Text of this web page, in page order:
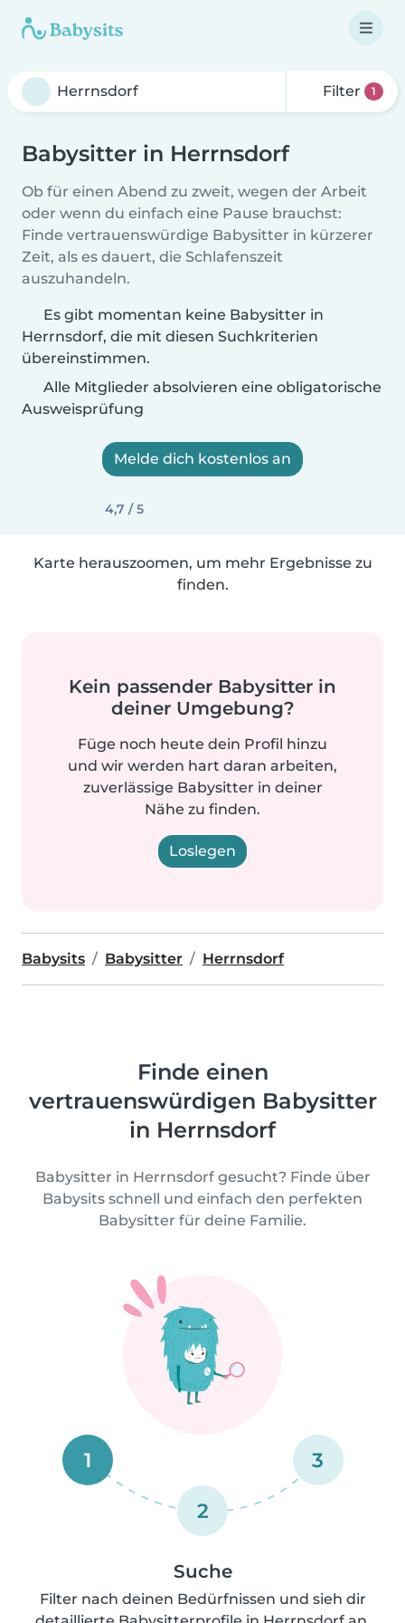
Filter 1
Babysitter in Herrnsdorf
Ob für einen Abend zu zweit, wegen der Arbeit
oder wenn du einfach eine Pause brauchst:
Finde vertrauenswürdige Babysitter in kürzerer
Zeit, als es dauert, die Schlafenszeit
auszuhandeln.
Es gibt momentan keine Babysitter in
Herrnsdorf, die mit diesen Suchkriterien
übereinstimmen.
Alle Mitglieder absolvieren eine obligatorische
Ausweisprüfung
Melde dich kostenlos an
4,7 / 5
Karte herauszoomen, um mehr Ergebnisse zu
finden.
Kein passender Babysitter in
deiner Umgebung?
Füge noch heute dein Profil hinzu
und wir werden hart daran arbeiten,
zuverlässige Babysitter in deiner
Nähe zu finden.
Loslegen
Babysits Babysitter Herrnsdorf
Finde einen
vertrauenswürdigen Babysitter
in Herrnsdorf
Babysitter in Herrnsdorf gesucht? Finde über
Babysits schnell und einfach den perfekten
Babysitter für deine Familie.
1
2
3
Suche
Filter nach deinen Bedürfnissen und sieh dir